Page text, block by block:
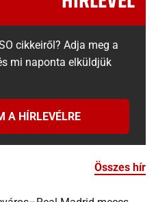
cikkeiről? Adja meg a
mi naponta elküldjük
A HÍRLEVÉLRE
Összes hír